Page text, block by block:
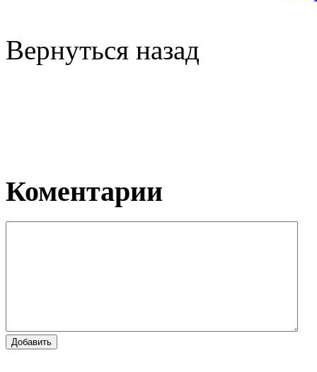
Вернуться назад
Коментарии
Добавить